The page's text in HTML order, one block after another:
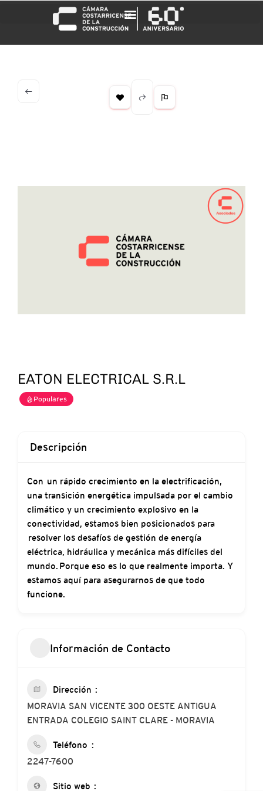
EATON ELECTRICAL S.R.L
Populares
Descripción
Con un rápido crecimiento en la electrificación,
una transición energética impulsada por el cambio
climático y un crecimiento explosivo en la
conectividad, estamos bien posicionados para
resolver los desafíos de gestión de energía
eléctrica, hidráulica y mecánica más difíciles del
mundo. Porque eso es lo que realmente importa. Y
estamos aquí para asegurarnos de que todo
funcione.
Información de Contacto
Dirección
MORAVIA SAN VICENTE 300 OESTE ANTIGUA
ENTRADA COLEGIO SAINT CLARE - MORAVIA
Teléfono
2247-7600
Sitio web